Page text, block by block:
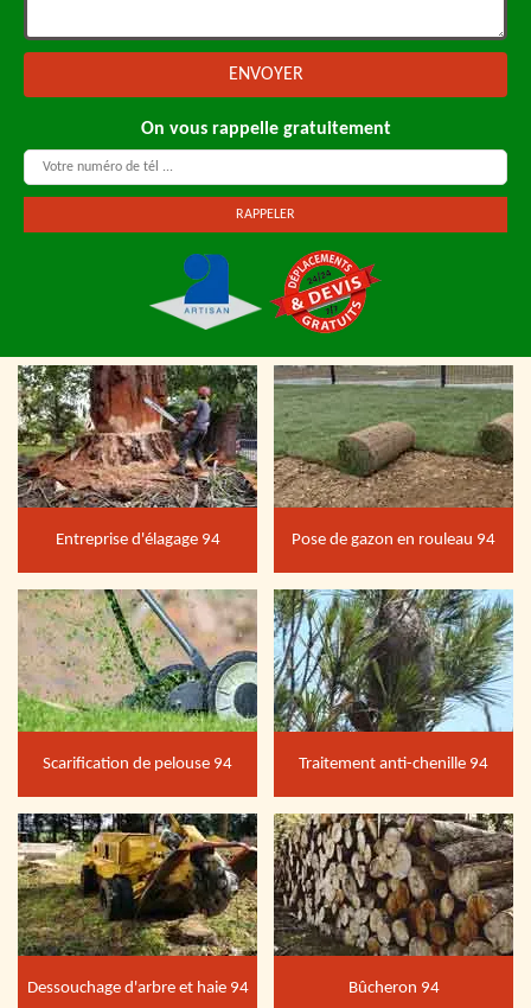
On vous rappelle gratuitement
Entreprise d'élagage 94 Pose de gazon en rouleau 94
Scarification de pelouse 94 Traitement anti-chenille 94
Dessouchage d'arbre et haie 94 Bûcheron 94